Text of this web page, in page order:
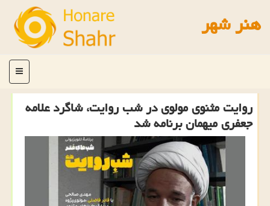
هنر شهر
منو
روایت مثنوی مولوی در شب روایت، شاگرد علامه
جعفری میهمان برنامه شد